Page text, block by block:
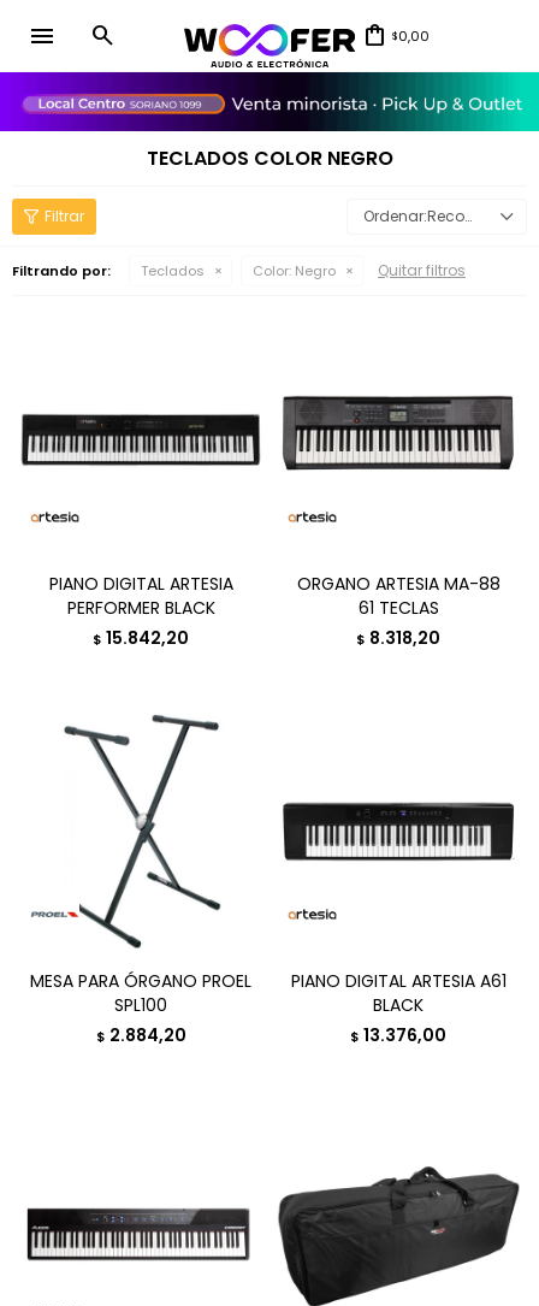
menu $0,00
TECLADOS COLOR NEGRO
Recomendados
Filtrando por: Teclados Color: Negro Quitar filtros
PIANO DIGITAL ARTESIA
PERFORMER BLACK
$ 15.842,20
ORGANO ARTESIA MA-88
61 TECLAS
$ 8.318,20
MESA PARA ÓRGANO PROEL
SPL100
$ 2.884,20
PIANO DIGITAL ARTESIA A61
BLACK
$ 13.376,00
close